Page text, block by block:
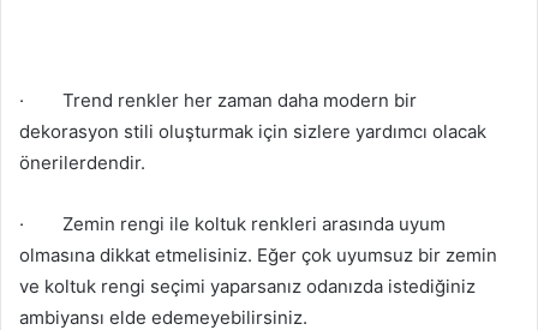
· Trend renkler her zaman daha modern bir
dekorasyon stili oluşturmak için sizlere yardımcı olacak
önerilerdendir.
· Zemin rengi ile koltuk renkleri arasında uyum
olmasına dikkat etmelisiniz. Eğer çok uyumsuz bir zemin
ve koltuk rengi seçimi yaparsanız odanızda istediğiniz
ambiyansı elde edemeyebilirsiniz.